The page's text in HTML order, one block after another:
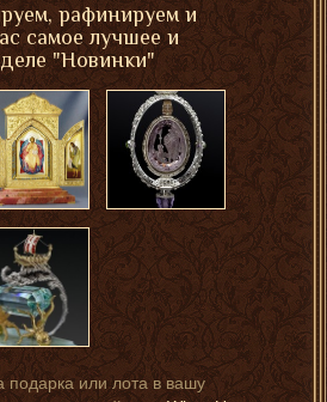
рафинируем и
самое лучшее и
"Новинки"
подарка или лота в вашу